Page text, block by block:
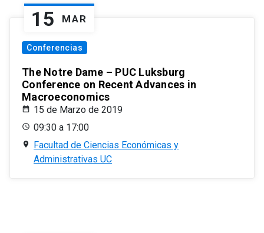
15 MAR
Conferencias
The Notre Dame – PUC Luksburg
Conference on Recent Advances in
Macroeconomics
15 de Marzo de 2019
09:30 a 17:00
Facultad de Ciencias Económicas y
Administrativas UC